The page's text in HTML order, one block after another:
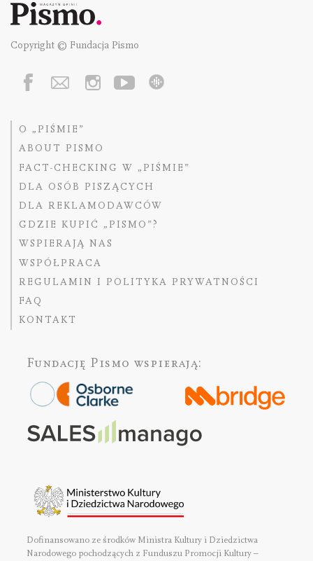
Copyright © Fundacja Pismo
O „PIŚMIE”
ABOUT PISMO
FACT-CHECKING W „PIŚMIE”
DLA OSÓB PISZĄCYCH
DLA REKLAMODAWCÓW
GDZIE KUPIĆ „PISMO”?
WSPIERAJĄ NAS
WSPÓŁPRACA
REGULAMIN I POLITYKA PRYWATNOŚCI
FAQ
KONTAKT
Fundację Pismo wspierają:
Dofinansowano ze środków Ministra Kultury i Dziedzictwa
Narodowego pochodzących z Funduszu Promocji Kultury –